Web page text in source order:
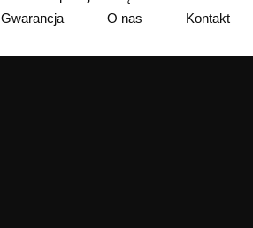
Gwarancja O nas Kontakt